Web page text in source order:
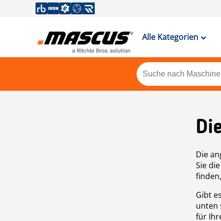
Alle Kategorien
Die
Sie
Gibt
unten
für